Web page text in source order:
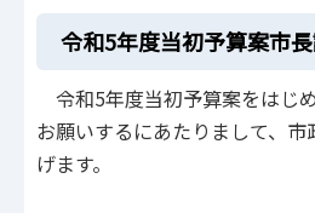
令和5年度当初予算案市
令和5年度当初予算案をはじ
お願いするにあたりまして、
げます。